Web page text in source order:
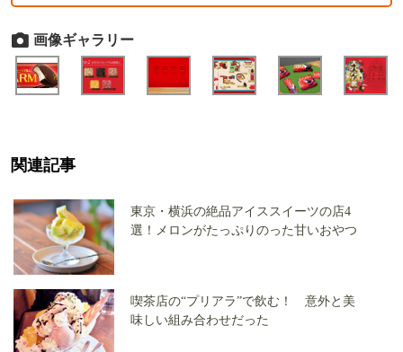
画像ギャラリー
関連記事
東京・横浜の絶品アイススイーツの店4
選！メロンがたっぷりのった甘いおやつ
喫茶店の“プリアラ”で飲む！ 意外と美
味しい組み合わせだった